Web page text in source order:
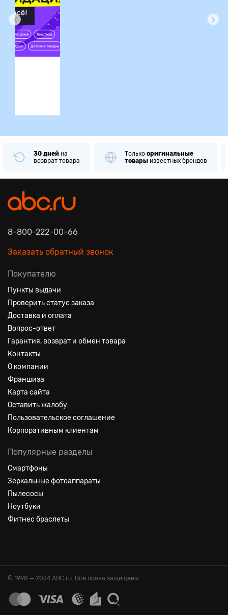
30 дней на
возврат товара
Только оригинальные
товары известных брендов
8-800-222-00-66
Заказать обратный звонок
Покупателю
Пункты выдачи
Проверить статус заказа
Доставка и оплата
Вопрос-ответ
Гарантия, возврат и обмен товара
Контакты
О компании
Франшиза
Карта сайта
Оставить жалобу
Пользовательское соглашение
Корпоративным клиентам
Популярные разделы
Смартфоны
Зеркальные фотоаппараты
Пылесосы
Ноутбуки
Фитнес браслеты
© 1998 — 2024 ABC.ru. Все права защищены